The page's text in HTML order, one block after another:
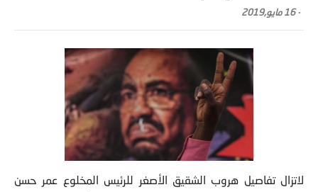
-16 مايو,2019
لاتزال تفاصيل هروب الشقيق الأصغر للرئيس المخلوع عمر حسن